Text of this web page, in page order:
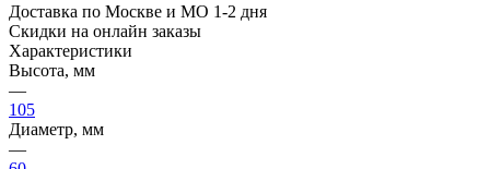
Доставка по Москве и МО 1-2 дня
Скидки на онлайн заказы
Характеристики
Высота, мм
—
105
Диаметр, мм
—